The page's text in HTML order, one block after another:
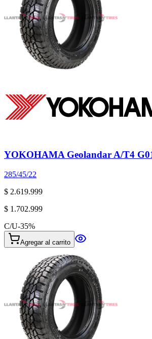
YOKOHAMA Geolandar A/T4
285/45/22
$ 2.619.999
$ 1.702.999
C/U-35%
Agregar al carrito